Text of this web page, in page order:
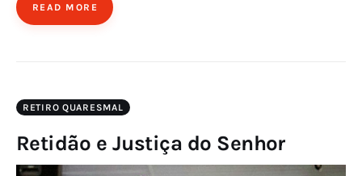
READ MORE
RETIRO QUARESMAL
Retidão e Justiça do Senhor